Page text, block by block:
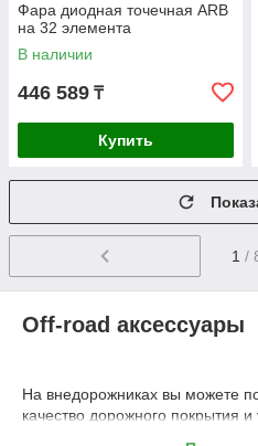
Фара диодная точечная ARB
на 32 элемента
В наличии
446 589 ₸
Купить
1 /
Off-road аксессуары
На внедорожниках вы можете
качество дорожного покрытия и